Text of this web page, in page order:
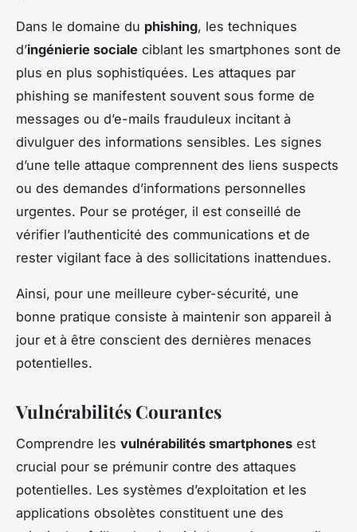
Dans le domaine du phishing, les techniques
d’ingénierie sociale ciblant les smartphones sont de
plus en plus sophistiquées. Les attaques par
phishing se manifestent souvent sous forme de
messages ou d’e-mails frauduleux incitant à
divulguer des informations sensibles. Les signes
d’une telle attaque comprennent des liens suspects
ou des demandes d’informations personnelles
urgentes. Pour se protéger, il est conseillé de
vérifier l’authenticité des communications et de
rester vigilant face à des sollicitations inattendues.
Ainsi, pour une meilleure cyber-sécurité, une
bonne pratique consiste à maintenir son appareil à
jour et à être conscient des dernières menaces
potentielles.
Vulnérabilités Courantes
Comprendre les vulnérabilités smartphones est
crucial pour se prémunir contre des attaques
potentielles. Les systèmes d’exploitation et les
applications obsolètes constituent une des